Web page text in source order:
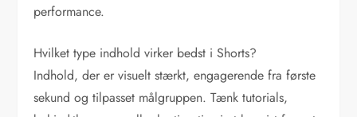
performance.
Hvilket type indhold virker bedst i Shorts?
Indhold, der er visuelt stærkt, engagerende fra første
sekund og tilpasset målgruppen. Tænk tutorials,